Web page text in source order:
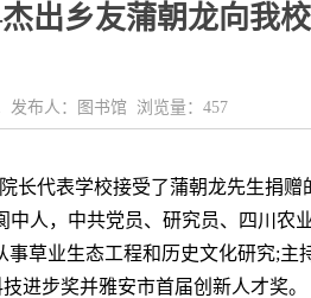
出乡友蒲朝龙向我
发布人：图书馆 浏览量： 457
长代表学校接受了蒲朝龙先生捐
人，中共党员、研究员、四川农
草业生态工程和历史文化研究;主
进步奖并雅安市首届创新人才奖。